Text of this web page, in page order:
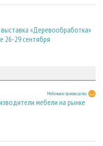
«Деревообработка»
26-29 сентября
Мебельное производство
мебели на рынке